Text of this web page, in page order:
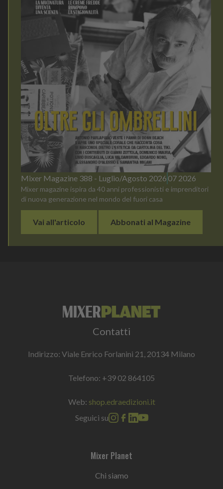
Mixer Magazine 388 - Luglio/Agosto 2026 07 2026
Mixer magazine ispira da 40 anni professionisti e imprenditori
di nuova generazione nel mondo del fuori casa
Vai all'articolo Abbonati al Magazine
Contatti
Indirizzo: Viale Enrico Forlanini 21, 20134 Milano
Telefono: +39 02 864105
Web: shop.edraedizioni.it
Seguici su
Mixer Planet
Chi siamo